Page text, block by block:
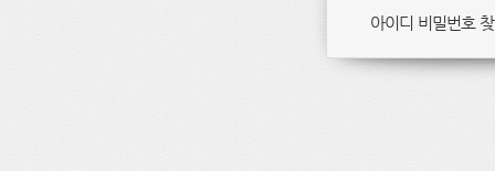
아이디 비밀번호